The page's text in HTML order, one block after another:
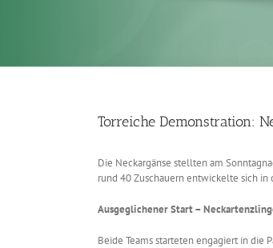
Torreiche Demonstration:
Die Neckargänse stellten am
rund 40 Zuschauern entwickelte sich
Ausgeglichener Start –
Beide Teams starteten engagiert in die